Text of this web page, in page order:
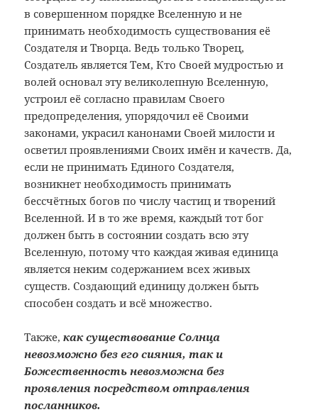
в совершенном порядке Вселенную и не
принимать необходимость существования её
Создателя и Творца. Ведь только Творец,
Создатель является Тем, Кто Своей мудростью и
волей основал эту великолепную Вселенную,
устроил её согласно правилам Своего
предопределения, упорядочил её Своими
законами, украсил канонами Своей милости и
осветил проявлениями Своих имён и качеств. Да,
если не принимать Единого Создателя,
возникнет необходимость принимать
бессчётных богов по числу частиц и творений
Вселенной. И в то же время, каждый тот бог
должен быть в состоянии создать всю эту
Вселенную, потому что каждая живая единица
является неким содержанием всех живых
существ. Создающий единицу должен быть
способен создать и всё множество.
Также, как существование Солнца
невозможно без его сияния, так и
Божественность невозможна без
проявления посредством отправления
посланников.